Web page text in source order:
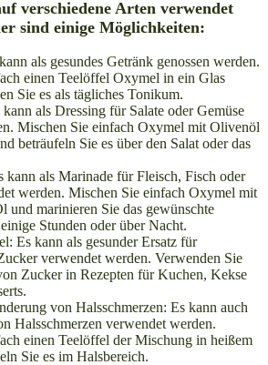
verschiedene Arten verwendet
sind einige Möglichkeiten:
als gesundes Getränk genossen werden.
einen Teelöffel Oxymel in ein Glas
Sie es als tägliches Tonikum.
als Dressing für Salate oder Gemüse
Mischen Sie einfach Oxymel mit Olivenöl
beträufeln Sie es über den Salat oder das
kann als Marinade für Fleisch, Fisch oder
werden. Mischen Sie einfach Oxymel mit
und marinieren Sie das gewünschte
Stunden oder über Nacht.
Es kann als gesunder Ersatz für
verwendet werden. Verwenden Sie
Zucker in Rezepten für Kuchen, Kekse
von Halsschmerzen: Es kann auch
Halsschmerzen verwendet werden.
einen Teelöffel der Mischung in heißem
Sie es im Halsbereich.